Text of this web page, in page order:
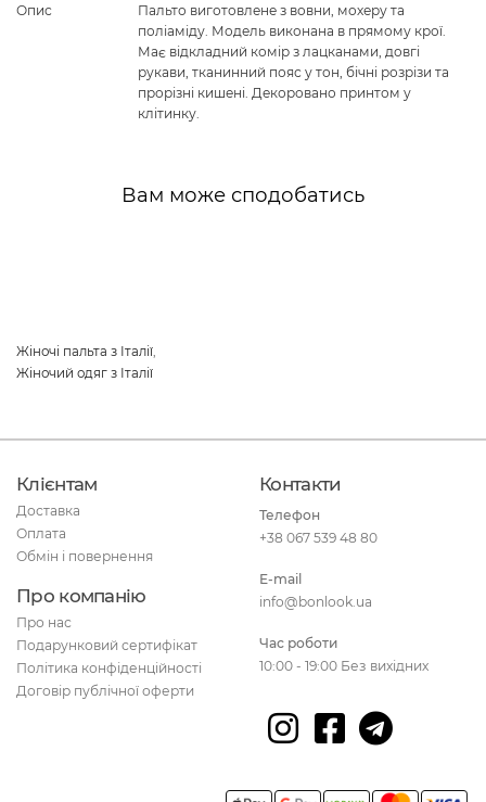
Опис
Пальто виготовлене з вовни, мохеру та
поліаміду. Модель виконана в прямому крої.
Має відкладний комір з лацканами, довгі
рукави, тканинний пояс у тон, бічні розрізи та
прорізні кишені. Декоровано принтом у
клітинку.
Вам може сподобатись
Жіночі пальта з Італії
Жіночий одяг з Італії
Клієнтам
Доставка
Оплата
Обмін і повернення
Про компанію
Про нас
Подарунковий сертифікат
Політика конфіденційності
Договір публічної оферти
Контакти
Телефон
+38 067 539 48 80
E-mail
info@bonlook.ua
Час роботи
10:00 - 19:00 Без вихідних